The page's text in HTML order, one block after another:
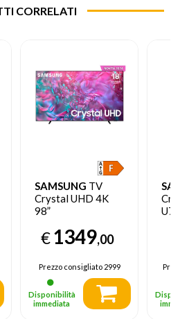
CORRELATI
SAMSUNG TV
Crystal UHD 4K
98”
Smart TV Wi-Fi
Graphite Black
2024, Processore
Crystal 4K, 4K
Upscaling, Slim
Look, OTS Lite
€1349,00
Prezzo consigliato2999
Disponibilità
immediata